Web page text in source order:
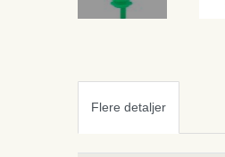
Flere detaljer